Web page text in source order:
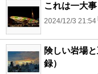
これは一大
2024/12/3 21:54
険しい岩場
録）